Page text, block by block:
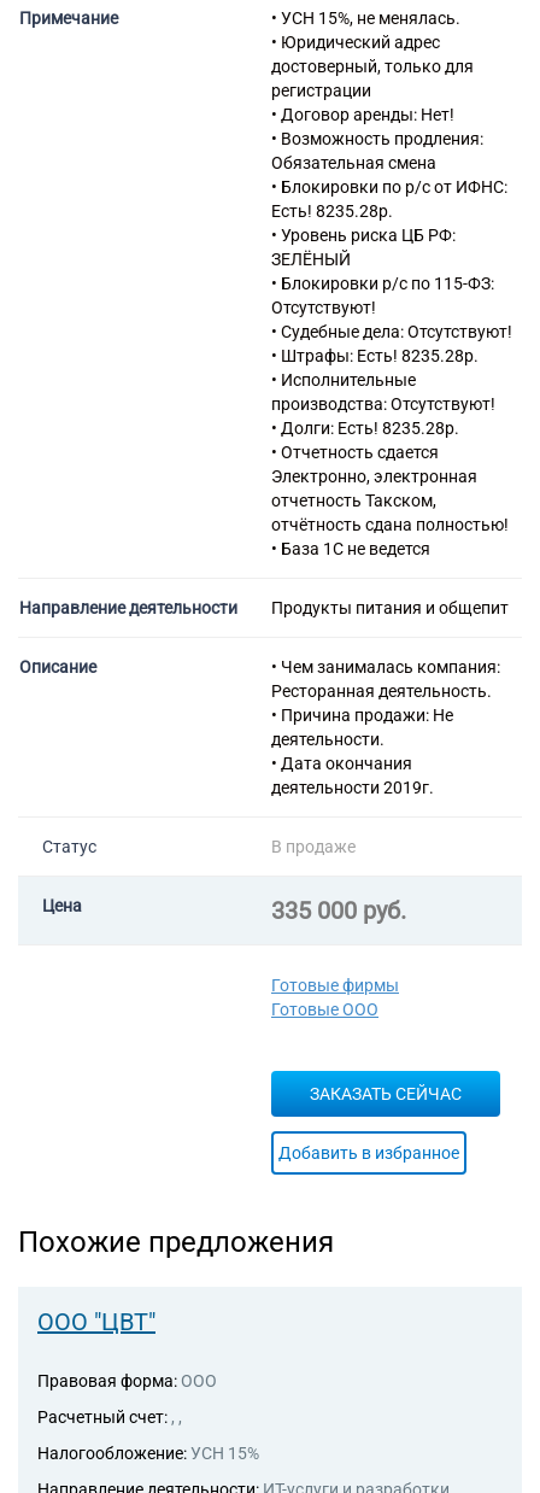
43.3 Работы строительные
отделочные
43.99 Работы строительные
специализированные прочие,
не включенные в другие
группировки
46.3 Торговля оптовая
пищевыми продуктами,
напитками и табачными
изделиями
46.34 Торговля оптовая
напитками
47.25 Торговля розничная
напитками в
специализированных
магазинах
47.26 Торговля розничная
табачными изделиями в
специализированных
магазинах
47.29 Торговля розничная
прочими пищевыми
продуктами в
47.75 Торговля розничная
личной гигиены в
специализированных
магазинах
56.10.1 Деятельность
ресторанов и кафе с полным
ресторанным обслуживанием,
самообслуживания
ресторанов и баров по
обеспечению питанием в
ресторанах и на судах
56.29 Деятельность
предприятий общественного
организации питания
56.30 Подача напитков
96.02 Предоставление услуг
парикмахерскими и салонами
красоты
Примечание
• УСН 15%, не менялась.
• Юридический адрес
достоверный, только для
регистрации
• Договор аренды: Нет!
• Возможность продления:
Обязательная смена
• Блокировки по р/с от ИФНС:
Есть! 8235.28р.
• Уровень риска ЦБ РФ:
ЗЕЛЁНЫЙ
• Блокировки р/с по 115-ФЗ:
Отсутствуют!
• Судебные дела: Отсутствуют!
• Штрафы: Есть! 8235.28р.
• Исполнительные
производства: Отсутствуют!
• Долги: Есть! 8235.28р.
• Отчетность сдается
Электронно, электронная
отчетность Такском,
отчётность сдана полностью!
• База 1С не ведется
Направление деятельности Продукты питания и общепит
Описание
• Чем занималась компания:
Ресторанная деятельность.
• Причина продажи: Не
деятельности.
• Дата окончания
деятельности 2019г.
Статус В продаже
Цена 335 000 руб.
Готовые фирмы
Готовые ООО
ЗАКАЗАТЬ СЕЙЧАС
Добавить в избранное
Похожие предложения
ООО "ЦВТ"
Правовая форма: ООО
Расчетный счет: , ,
Налогообложение:УСН 15%